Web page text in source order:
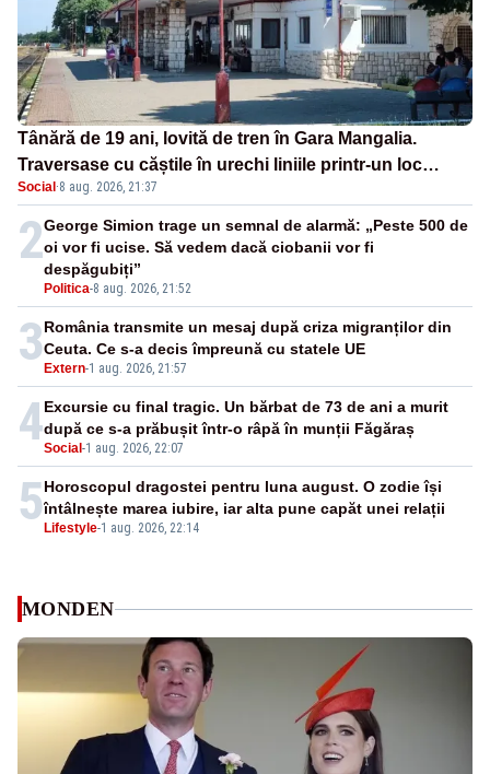
Tânără de 19 ani, lovită de tren în Gara Mangalia.
Traversase cu căștile în urechi liniile printr-un loc
nepermis
Social ·8 aug. 2026, 21:37
2
Politica-8 aug. 2026, 21:52
George Simion trage un semnal de alarmă: „Peste 500 de
oi vor fi ucise. Să vedem dacă ciobanii vor fi
despăgubiți”
3 Extern-1 aug. 2026, 21:57
România transmite un mesaj după criza migranților din
Ceuta. Ce s-a decis împreună cu statele UE
4Social -1 aug. 2026, 22:07
Excursie cu final tragic. Un bărbat de 73 de ani a murit
după ce s-a prăbușit într-o râpă în munții Făgăraș
5 Lifestyle-1 aug. 2026, 22:14
Horoscopul dragostei pentru luna august. O zodie își
întâlnește marea iubire, iar alta pune capăt unei relații
MONDEN